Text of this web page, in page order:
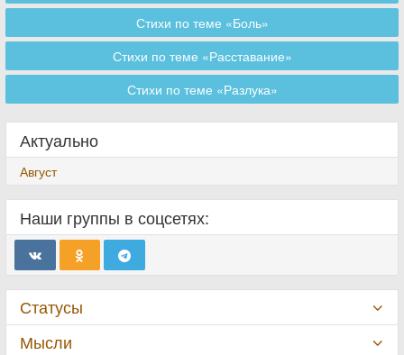
Стихи по теме «Боль»
Стихи по теме «Расставание»
Стихи по теме «Разлука»
Актуально
Август
Наши группы в соцсетях:
Статусы
Мысли